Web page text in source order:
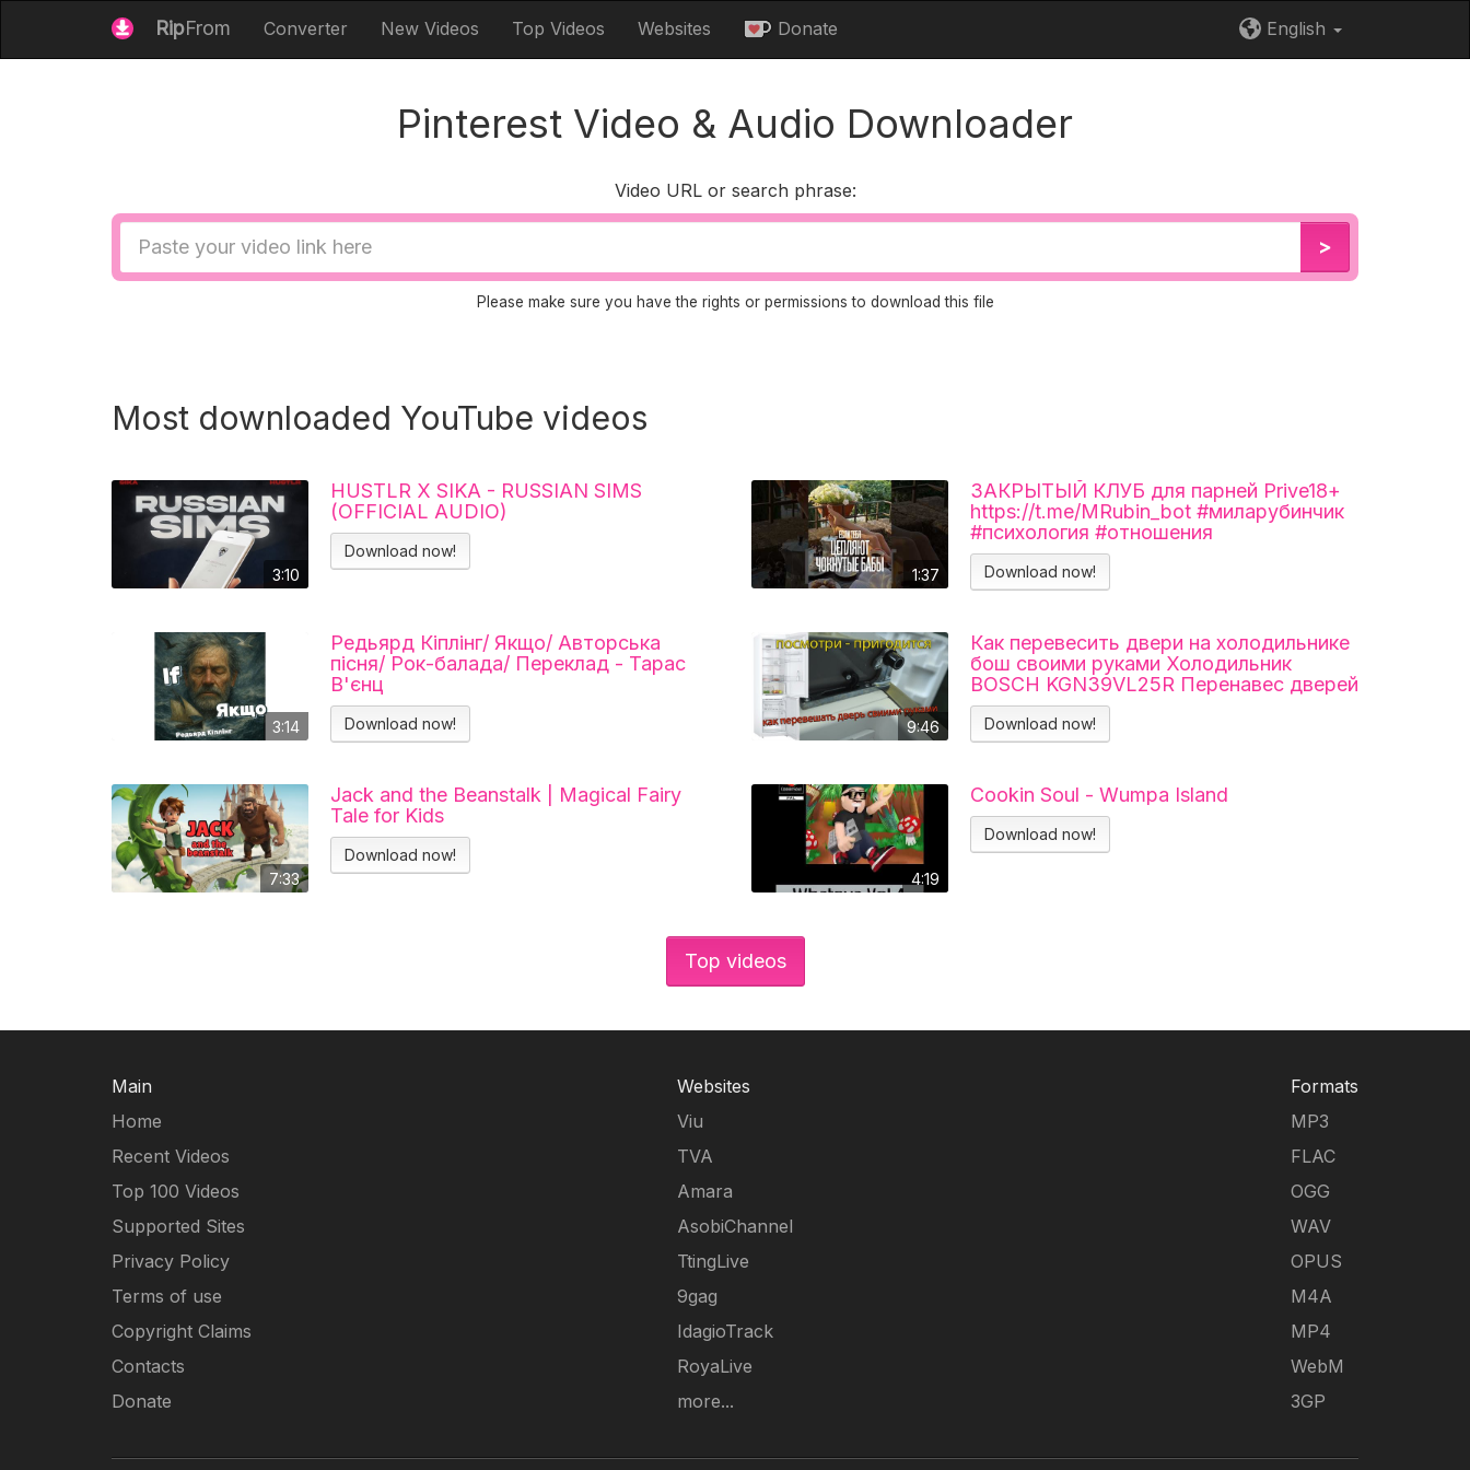
RipFrom Converter New Videos Top Videos Websites Donate English
Pinterest Video & Audio Downloader
Video URL or search phrase:
Video
URL
>
Please make sure you have the rights or permissions to download this file
Most downloaded YouTube videos
3:10
HUSTLR X SIKA - RUSSIAN SIMS
(OFFICIAL AUDIO)
Download now!
1:37
ЗАКРЫТЫЙ КЛУБ для парней Prive18+
https://t.me/MRubin_bot #миларубинчик
#психология #отношения
Download now!
3:14
Редьярд Кіплінг/ Якщо/ Авторська
пісня/ Рок-балада/ Переклад - Тарас
В'єнц
Download now! 9:46
Как перевесить двери на холодильнике
бош своими руками Холодильник
BOSCH KGN39VL25R Перенавес дверей
Download now!
7:33
Jack and the Beanstalk | Magical Fairy
Tale for Kids
Download now!
4:19
Cookin Soul - Wumpa Island
Download now!
Top videos
Main
Home
Recent Videos
Top 100 Videos
Supported Sites
Privacy Policy
Terms of use
Copyright Claims
Contacts
Donate
Websites
Viu
TVA
Amara
AsobiChannel
TtingLive
9gag
IdagioTrack
RoyaLive
more...
Formats
MP3
FLAC
OGG
WAV
OPUS
M4A
MP4
WebM
3GP